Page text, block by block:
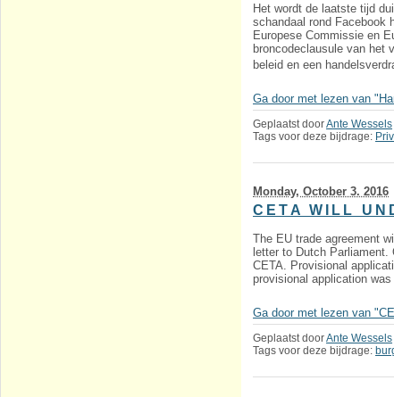
Het wordt de laatste tijd
schandaal rond Facebook
Europese Commissie en
broncodeclausule van het
beleid en een
Ga door met lezen van
Geplaatst doorAnte Wessels
Tags voor deze bijdrage:
Monday, October 3. 2016
CETA WILL
The EU trade agreement
letter to Dutch
CETA. Provisional
provisional application
Ga door met lezen van
Geplaatst doorAnte Wessels
Tags voor deze bijdrage: